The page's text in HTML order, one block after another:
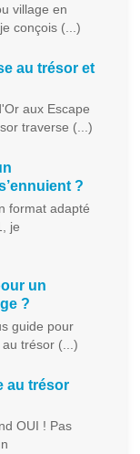
village en
conçois (...)
au trésor et
aux Escape
traverse (...)
?
format adapté
je
un
?
guide pour
trésor (...)
au trésor
OUI ! Pas